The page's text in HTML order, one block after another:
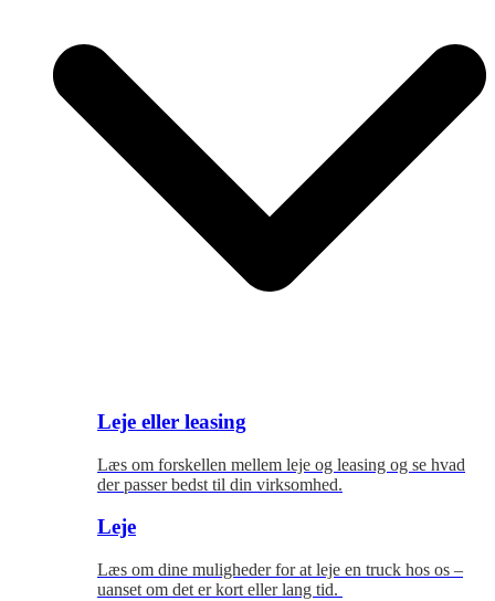
Leje eller leasing
Læs om forskellen mellem leje og leasing og se hvad
der passer bedst til din virksomhed.
Leje
Læs om dine muligheder for at leje en truck hos os –
uanset om det er kort eller lang tid.